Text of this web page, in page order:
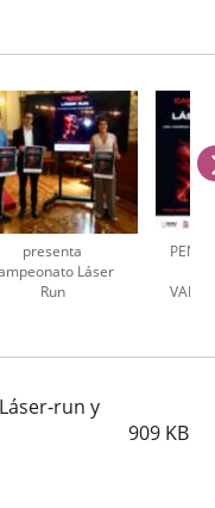
presenta
Láser
Run
run y
909 KB